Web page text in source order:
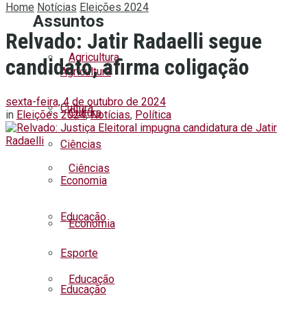
Agricultura
Cultura
Ciências
Economia
Educação
Assuntos
Agricultura
Cultura
Ciências
Economia
Educação
Esporte
Educação
Home Notícias Eleições 2024
Relvado: Jatir Radaelli segue
candidato, afirma coligação
sexta-feira, 4 de outubro de 2024
in Eleições 2024,Notícias, Política